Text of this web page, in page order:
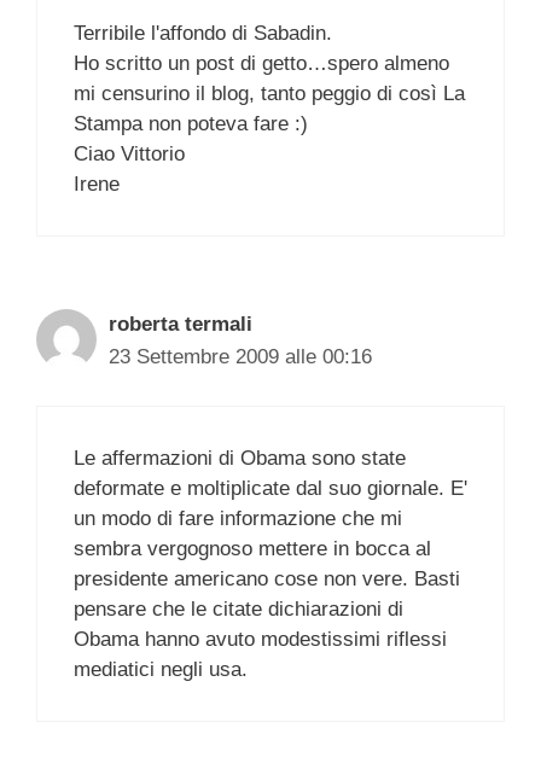
Terribile l'affondo di Sabadin.
Ho scritto un post di getto…spero almeno
mi censurino il blog, tanto peggio di così La
Stampa non poteva fare :)
Ciao Vittorio
Irene
roberta termali
23 Settembre 2009 alle 00:16
Le affermazioni di Obama sono state
deformate e moltiplicate dal suo giornale. E'
un modo di fare informazione che mi
sembra vergognoso mettere in bocca al
presidente americano cose non vere. Basti
pensare che le citate dichiarazioni di
Obama hanno avuto modestissimi riflessi
mediatici negli usa.